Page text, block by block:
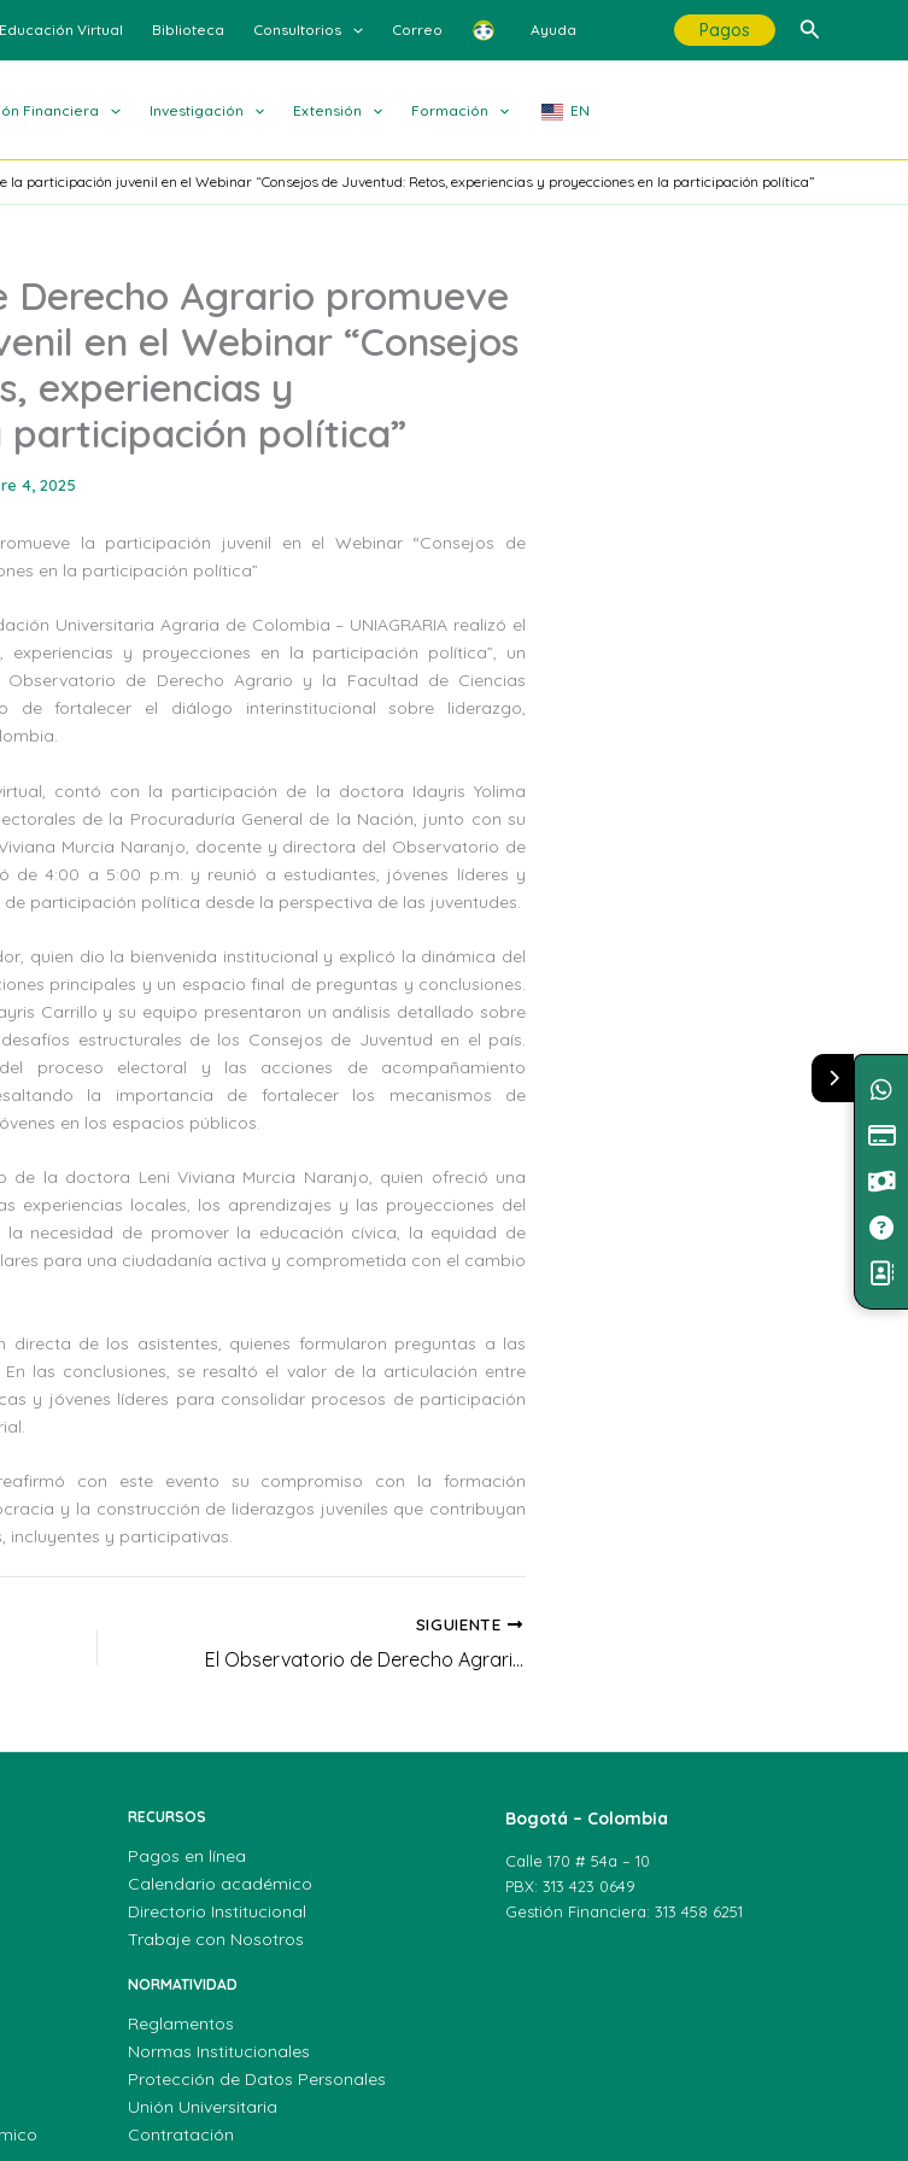
Educación Virtual Biblioteca Consultorios Correo Ayuda Pagos Buscar
Financiera Investigación Extensión Formación EN
la participación juvenil en el Webinar “Consejos de Juventud: Retos, experiencias y proyecciones en la participación política”
Derecho Agrario promueve
en el Webinar “Consejos
experiencias y
participación política”
4, 2025
la participación juvenil en el Webinar “Consejos de
en la participación política”
Universitaria Agraria de Colombia – UNIAGRARIA realizó el
experiencias y proyecciones en la participación política”, un
de Derecho Agrario y la Facultad de Ciencias
de fortalecer el diálogo interinstitucional sobre liderazgo,
contó con la participación de la doctora Idayris Yolima
de la Procuraduría General de la Nación, junto con su
Murcia Naranjo, docente y directora del Observatorio de
de 4:00 a 5:00 p.m. y reunió a estudiantes, jóvenes líderes y
participación política desde la perspectiva de las juventudes.
quien dio la bienvenida institucional y explicó la dinámica del
principales y un espacio final de preguntas y conclusiones.
Carrillo y su equipo presentaron un análisis detallado sobre
estructurales de los Consejos de Juventud en el país.
proceso electoral y las acciones de acompañamiento
la importancia de fortalecer los mecanismos de
en los espacios públicos.
de la doctora Leni Viviana Murcia Naranjo, quien ofreció una
experiencias locales, los aprendizajes y las proyecciones del
la necesidad de promover la educación cívica, la equidad de
para una ciudadanía activa y comprometida con el cambio
de los asistentes, quienes formularon preguntas a las
las conclusiones, se resaltó el valor de la articulación entre
y jóvenes líderes para consolidar procesos de participación
con este evento su compromiso con la formación
y la construcción de liderazgos juveniles que contribuyan
incluyentes y participativas.
SIGUIENTE
El Observatorio de Derecho Agrario promueve el diálogo entre comunicación, territorio y derechos humanos en los Espacios Académicos Verdes N.º 51
RECURSOS
Pagos en línea
Calendario académico
Directorio Institucional
Trabaje con Nosotros
NORMATIVIDAD
Reglamentos
Normas Institucionales
Protección de Datos Personales
Unión Universitaria
Contratación
Bogotá – Colombia
Calle 170 # 54a – 10
PBX: 313 423 0649
Gestión Financiera: 313 458 6251